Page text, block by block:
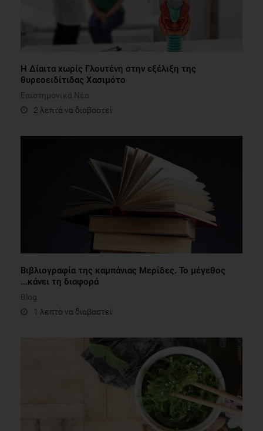
Η Δίαιτα χωρίς Γλουτένη στην εξέλιξη της
θυρεοειδίτιδας Χασιμότο
Επιστημονικά Νέα
2 λεπτά να διαβαστεί
Βιβλιογραφία της καμπάνιας Μερίδες. Το μέγεθος
...κάνει τη διαφορά
Blog
1 λεπτό να διαβαστεί